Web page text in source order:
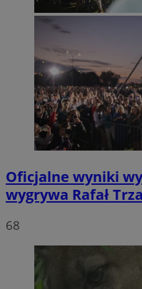
Oficjalne wyniki
wygrywa Rafał
68